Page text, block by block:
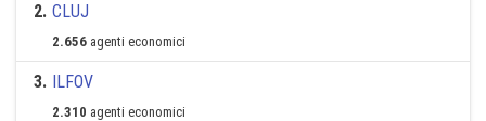
2. CLUJ
2.656 agenti economici
3. ILFOV
2.310 agenti economici